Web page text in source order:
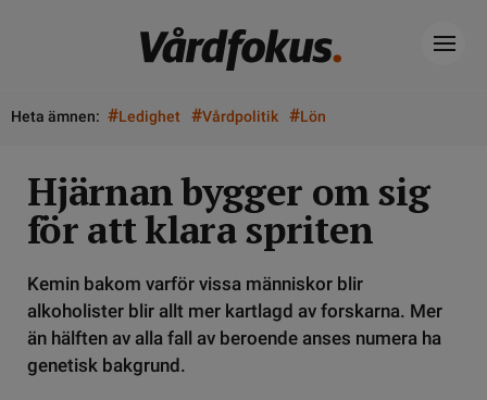
Heta ämnen: #Ledighet #Vårdpolitik #Lön
Hjärnan bygger om sig
för att klara spriten
Kemin bakom varför vissa människor blir
alkoholister blir allt mer kartlagd av forskarna. Mer
än hälften av alla fall av beroende anses numera ha
genetisk bakgrund.